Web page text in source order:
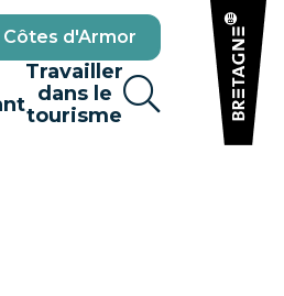
d'Armor
Travailler
dans le
tourisme